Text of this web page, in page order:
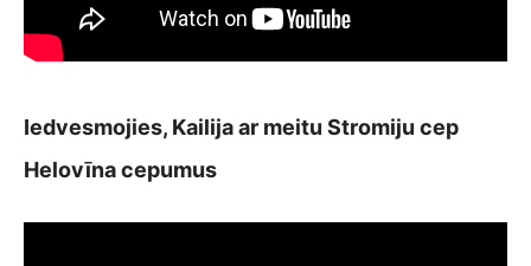
Iedvesmojies, Kailija ar meitu Stromiju cep
Helovīna cepumus